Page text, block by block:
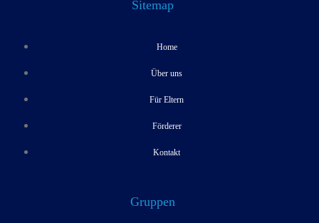
Sitemap
Home
Über uns
Für Eltern
Förderer
Kontakt
Gruppen